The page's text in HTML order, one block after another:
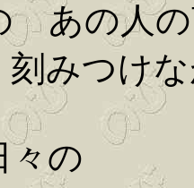
あの人
みつけ
々の